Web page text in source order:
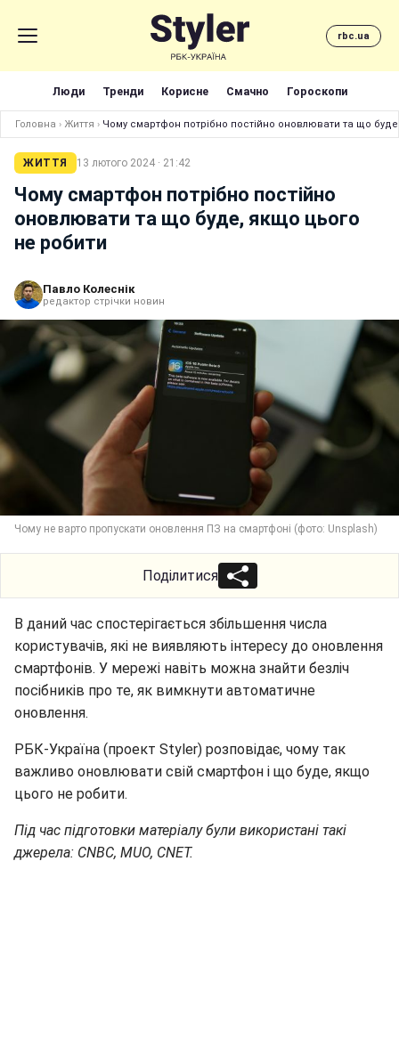
rbc.ua
Люди Тренди Корисне Смачно Гороскопи
Головна › Життя › Чому смартфон потрібно постійно оновлювати та що
ЖИТТЯ 13 лютого 2024 · 21:42
Чому смартфон потрібно постійно
оновлювати та що буде, якщо цього
не робити
Павло Колеснік
редактор стрічки новин
Чому не варто пропускати оновлення ПЗ на смартфоні (фото: Unsplash)
Поділитися
В даний час спостерігається збільшення числа
користувачів, які не виявляють інтересу до оновлення
смартфонів. У мережі навіть можна знайти безліч
посібників про те, як вимкнути автоматичне
оновлення.
РБК-Україна (проект Styler) розповідає, чому так
важливо оновлювати свій смартфон і що буде, якщо
цього не робити.
Під час підготовки матеріалу були використані такі
джерела: CNBC, MUO, CNET.